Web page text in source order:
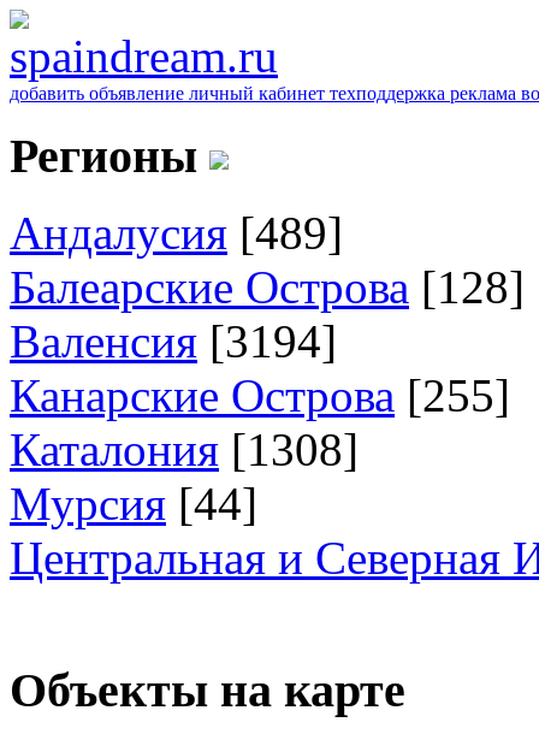
добавить объявление личный кабинет техподдержка реклама
Регионы
Андалусия [489]
Балеарские Острова [128]
Валенсия [3194]
Канарские Острова [255]
Каталония [1308]
Мурсия [44]
Центральная и Северная
Объекты на карте